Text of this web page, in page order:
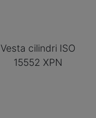
Vesta cilindri ISO
15552 XPN